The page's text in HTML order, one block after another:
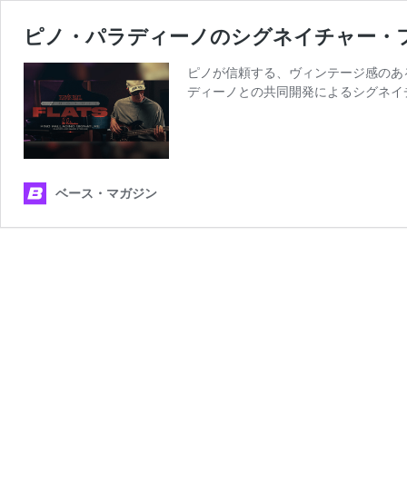
ピノ・パラディーノのシグネイチャー
ピノが信頼する、ヴィンテージ感の
ディーノとの共同開発によるシグネ
ベース・マガジン